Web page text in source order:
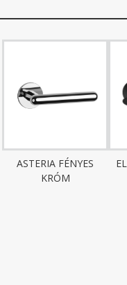
ASTERIA FÉNYES
KRÓM